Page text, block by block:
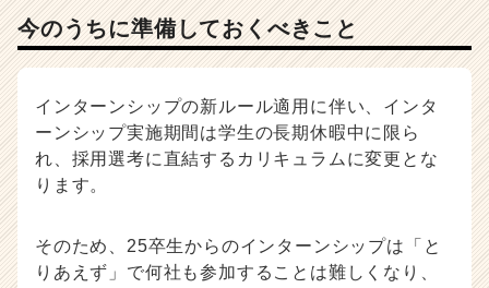
今のうちに準備しておくべきこと
インターンシップの新ルール適用に伴い、インタ
ーンシップ実施期間は学生の長期休暇中に限ら
れ、採用選考に直結するカリキュラムに変更とな
ります。
そのため、25卒生からのインターンシップは「と
りあえず」で何社も参加することは難しくなり、